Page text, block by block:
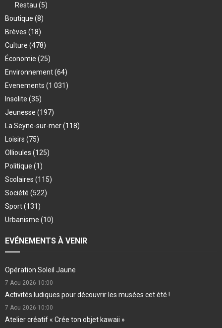
Restau (5)
Boutique (8)
Brèves (18)
Culture (478)
Économie (25)
Environnement(64)
Evenements (1 031)
Insolite (35)
Jeunesse (197)
La Seyne-sur-mer(118)
Loisirs (75)
Ollioules (125)
Politique (1)
Scolaires (115)
Société (522)
Sport(131)
Urbanisme (10)
EVÉNEMENTS À VENIR
Opération Soleil Jaune
7 Aou 2026 10:00
Activités ludiques pour découvrir les musées cet été !
7 Aou 2026 10:00
Atelier créatif « Crée ton objet kawaii »